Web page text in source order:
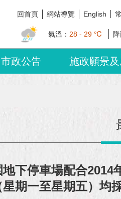
回首頁 網站導覽 English
氣溫： 28 - 29 ℃ 降
市政公告 施政願景
下停車場配合
期一至星期五）均